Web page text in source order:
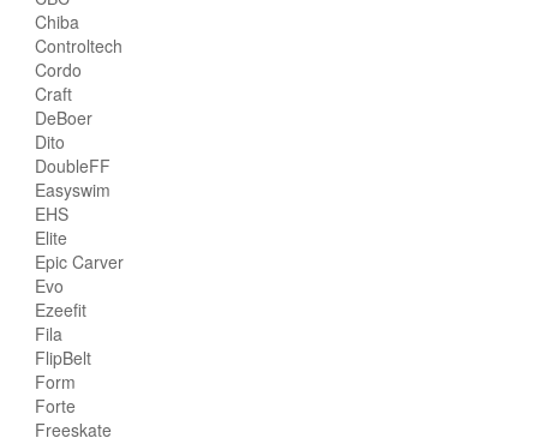
Chiba
Controltech
Cordo
Craft
DeBoer
Dito
DoubleFF
Easyswim
EHS
Elite
Epic Carver
Evo
Ezeefit
Fila
FlipBelt
Form
Forte
Freeskate